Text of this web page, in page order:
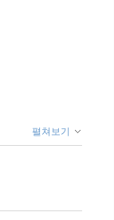
펼쳐보기